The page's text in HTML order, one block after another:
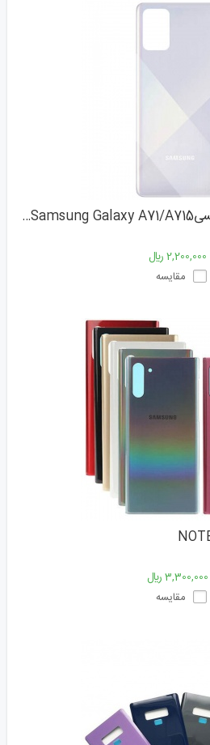
درب پشت سامسونگ گلکسیBack Door Samsung Galaxy A71/A715
2,200,000 ﷼
مقایسه
3,300,000 ﷼
مقایسه